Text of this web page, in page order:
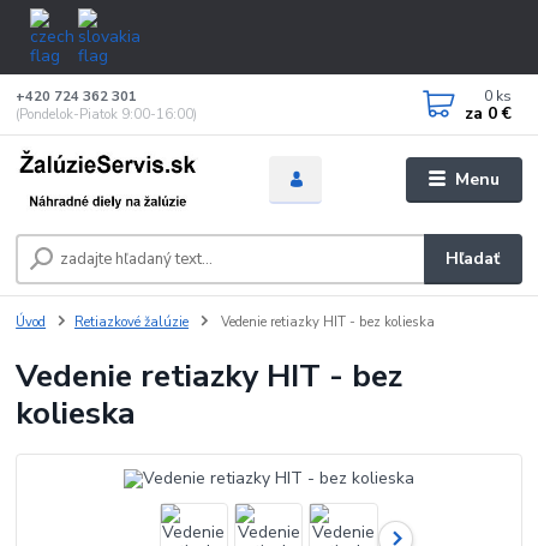
Menu
Hľadať
+420 724 362 301
(Pondelok-Piatok 9:00-16:00)
0 ks
za 0 €
Úvod Retiazkové žalúzie Vedenie retiazky HIT - bez kolieska
Vedenie retiazky HIT - bez
kolieska